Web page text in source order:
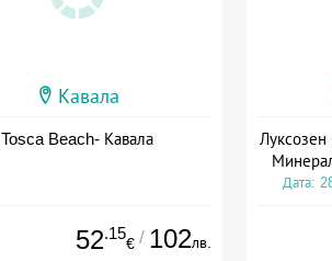
Кавала
Tosca Beach- Кавала
52.15
€ / 102лв.
Луксозен
Дата: